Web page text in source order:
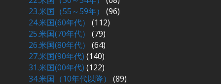
23.米国（55～59年）
(96)
24.米国(60年代）
(112)
25.米国(70年代）
(79)
26.米国(80年代）
(64)
27.米国(90年代) (140)
31.米国(00年代) (122)
34.米国（10年代以降）
(89)